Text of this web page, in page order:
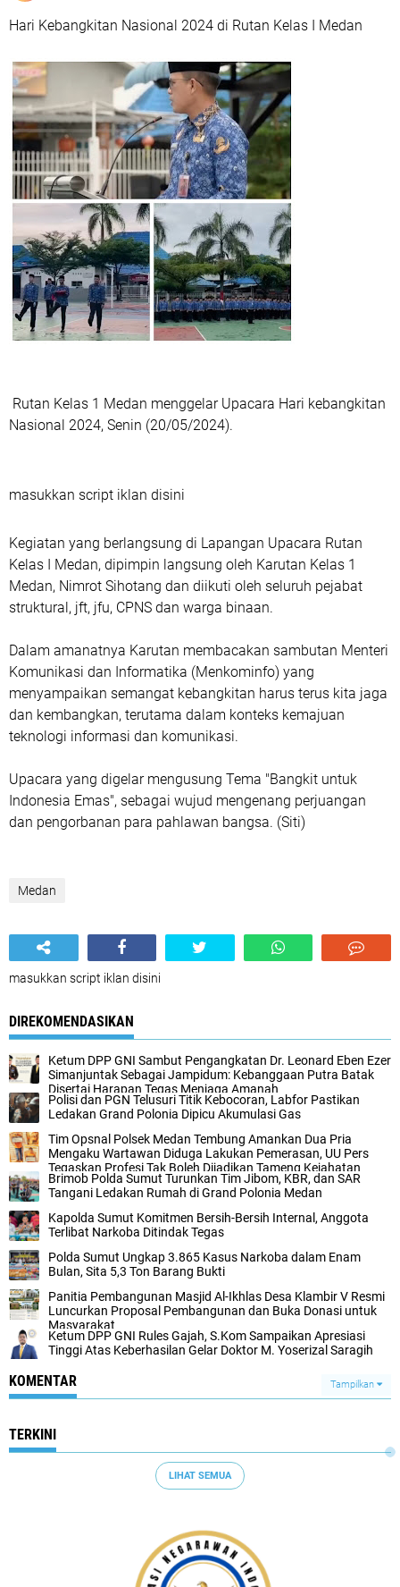
Hari Kebangkitan Nasional 2024 di Rutan Kelas I Medan
Rutan Kelas 1 Medan menggelar Upacara Hari kebangkitan
Nasional 2024, Senin (20/05/2024).
masukkan script iklan disini
Kegiatan yang berlangsung di Lapangan Upacara Rutan
Kelas I Medan, dipimpin langsung oleh Karutan Kelas 1
Medan, Nimrot Sihotang dan diikuti oleh seluruh pejabat
struktural, jft, jfu, CPNS dan warga binaan.
Dalam amanatnya Karutan membacakan sambutan Menteri
Komunikasi dan Informatika (Menkominfo) yang
menyampaikan semangat kebangkitan harus terus kita jaga
dan kembangkan, terutama dalam konteks kemajuan
teknologi informasi dan komunikasi.
Upacara yang digelar mengusung Tema "Bangkit untuk
Indonesia Emas", sebagai wujud mengenang perjuangan
dan pengorbanan para pahlawan bangsa. (Siti)
Medan
masukkan script iklan disini
DIREKOMENDASIKAN
Ketum DPP GNI Sambut Pengangkatan Dr. Leonard Eben Ezer
Simanjuntak Sebagai Jampidum: Kebanggaan Putra Batak
Disertai Harapan Tegas Menjaga Amanah
Polisi dan PGN Telusuri Titik Kebocoran, Labfor Pastikan
Ledakan Grand Polonia Dipicu Akumulasi Gas
Tim Opsnal Polsek Medan Tembung Amankan Dua Pria
Mengaku Wartawan Diduga Lakukan Pemerasan, UU Pers
Tegaskan Profesi Tak Boleh Dijadikan Tameng Kejahatan
Brimob Polda Sumut Turunkan Tim Jibom, KBR, dan SAR
Tangani Ledakan Rumah di Grand Polonia Medan
Kapolda Sumut Komitmen Bersih-Bersih Internal, Anggota
Terlibat Narkoba Ditindak Tegas
Polda Sumut Ungkap 3.865 Kasus Narkoba dalam Enam
Bulan, Sita 5,3 Ton Barang Bukti
Panitia Pembangunan Masjid Al-Ikhlas Desa Klambir V Resmi
Luncurkan Proposal Pembangunan dan Buka Donasi untuk
Masyarakat
Ketum DPP GNI Rules Gajah, S.Kom Sampaikan Apresiasi
Tinggi Atas Keberhasilan Gelar Doktor M. Yoserizal Saragih
KOMENTAR Tampilkan
TERKINI
LIHAT SEMUA